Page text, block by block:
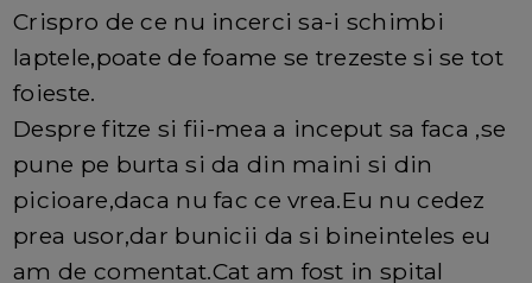
Crispro de ce nu incerci sa-i schimbi
laptele,poate de foame se trezeste si se tot
foieste.
Despre fitze si fii-mea a inceput sa faca ,se
pune pe burta si da din maini si din
picioare,daca nu fac ce vrea.Eu nu cedez
prea usor,dar bunicii da si bineinteles eu
am de comentat.Cat am fost in spital